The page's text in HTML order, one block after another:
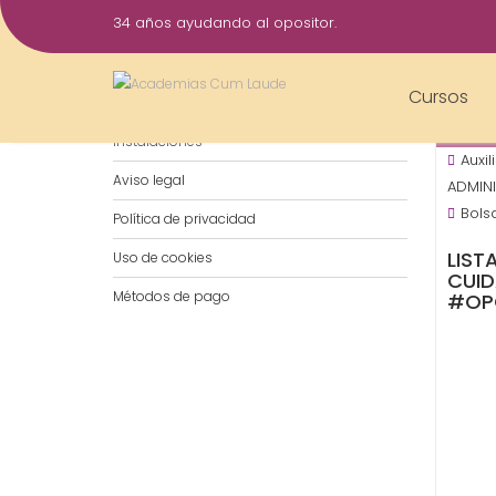
Saltar
al
34 años ayudando al opositor.
Cursos
7
Instalaciones
Aviso legal
Política de privacidad
Uso de cookies
Métodos de pago